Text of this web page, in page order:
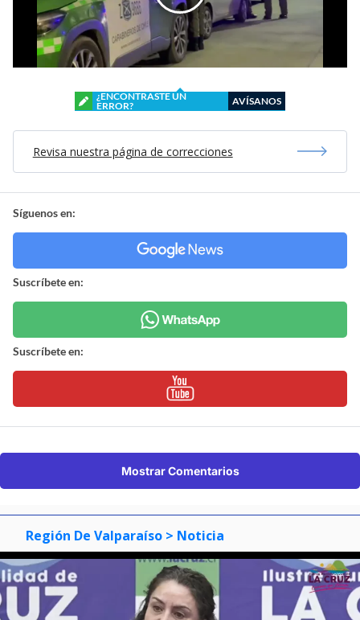
¿ENCONTRASTE UN
ERROR?
AVÍSANOS
Revisa nuestra página de correcciones
Síguenos en:
Suscríbete en:
Suscríbete en:
Mostrar Comentarios
Región De Valparaíso > Noticia